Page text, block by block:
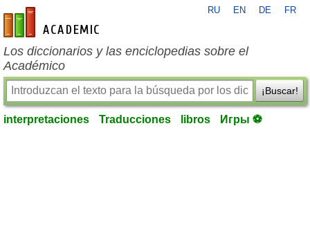
es-academic.com
RU EN DE FR
Los diccionarios y las enciclopedias sobre el
Académico
¡Buscar!
interpretaciones Traducciones libros Игры ⚽